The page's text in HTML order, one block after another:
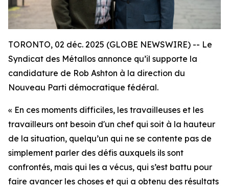
TORONTO, 02 déc. 2025 (GLOBE NEWSWIRE) -- Le
Syndicat des Métallos annonce qu’il supporte la
candidature de Rob Ashton à la direction du
Nouveau Parti démocratique fédéral.
« En ces moments difficiles, les travailleuses et les
travailleurs ont besoin d'un chef qui soit à la hauteur
de la situation, quelqu’un qui ne se contente pas de
simplement parler des défis auxquels ils sont
confrontés, mais qui les a vécus, qui s’est battu pour
faire avancer les choses et qui a obtenu des résultats